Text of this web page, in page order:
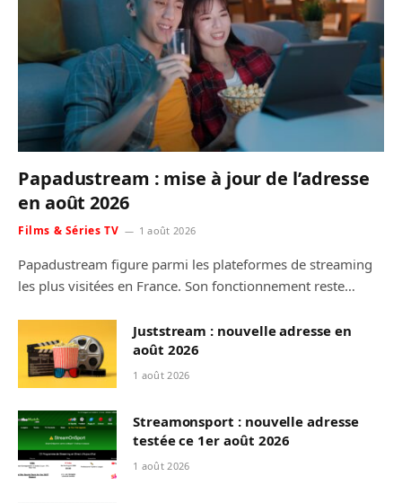
Papadustream : mise à jour de l’adresse
en août 2026
Films & Séries TV 1 août 2026
Papadustream figure parmi les plateformes de streaming
les plus visitées en France. Son fonctionnement reste…
Juststream : nouvelle adresse en
août 2026
1 août 2026
Streamonsport : nouvelle adresse
testée ce 1er août 2026
1 août 2026